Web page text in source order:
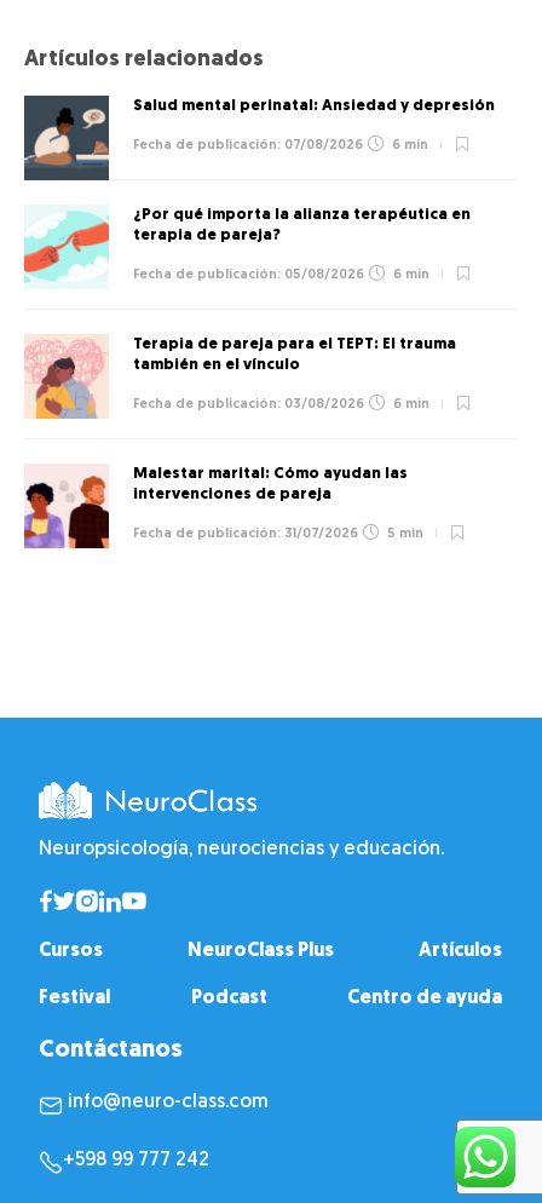
Artículos relacionados
Salud mental perinatal: Ansiedad y depresión
07/08/2026 6 min
¿Por qué importa la alianza terapéutica en
terapia de pareja?
05/08/2026 6 min
Terapia de pareja para el TEPT: El trauma
también en el vínculo
03/08/2026 6 min
Malestar marital: Cómo ayudan las
intervenciones de pareja
31/07/2026 5 min
Neuropsicología, neurociencias y educación.
Cursos NeuroClass Plus Artículos
Festival Podcast Centro de ayuda
Contáctanos
info@neuro-class.com
+598 99 777 242